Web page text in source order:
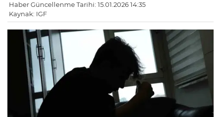
Haber Güncellenme Tarihi: 15.01.2026 14:35
Kaynak: IGF